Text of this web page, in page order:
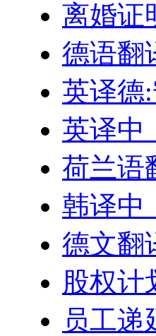
离婚证
德语翻
英译德
英译中
荷兰语
韩译中
德文翻
股权计
员工递